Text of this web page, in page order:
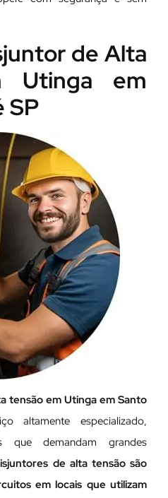
de Alta
Utinga em
SP
tensão em Utinga em Santo
altamente especializado,
que demandam grandes
de alta tensão são
em locais que utilizam